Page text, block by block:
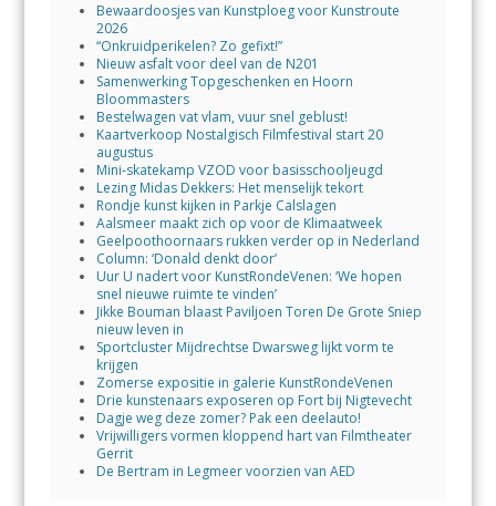
Bewaardoosjes van Kunstploeg voor Kunstroute
2026
“Onkruidperikelen? Zo gefixt!”
Nieuw asfalt voor deel van de N201
Samenwerking Topgeschenken en Hoorn
Bloommasters
Bestelwagen vat vlam, vuur snel geblust!
Kaartverkoop Nostalgisch Filmfestival start 20
augustus
Mini-skatekamp VZOD voor basisschooljeugd
Lezing Midas Dekkers: Het menselijk tekort
Rondje kunst kijken in Parkje Calslagen
Aalsmeer maakt zich op voor de Klimaatweek
Geelpoothoornaars rukken verder op in Nederland
Column: ‘Donald denkt door’
Uur U nadert voor KunstRondeVenen: ‘We hopen
snel nieuwe ruimte te vinden’
Jikke Bouman blaast Paviljoen Toren De Grote Sniep
nieuw leven in
Sportcluster Mijdrechtse Dwarsweg lijkt vorm te
krijgen
Zomerse expositie in galerie KunstRondeVenen
Drie kunstenaars exposeren op Fort bij Nigtevecht
Dagje weg deze zomer? Pak een deelauto!
Vrijwilligers vormen kloppend hart van Filmtheater
Gerrit
De Bertram in Legmeer voorzien van AED